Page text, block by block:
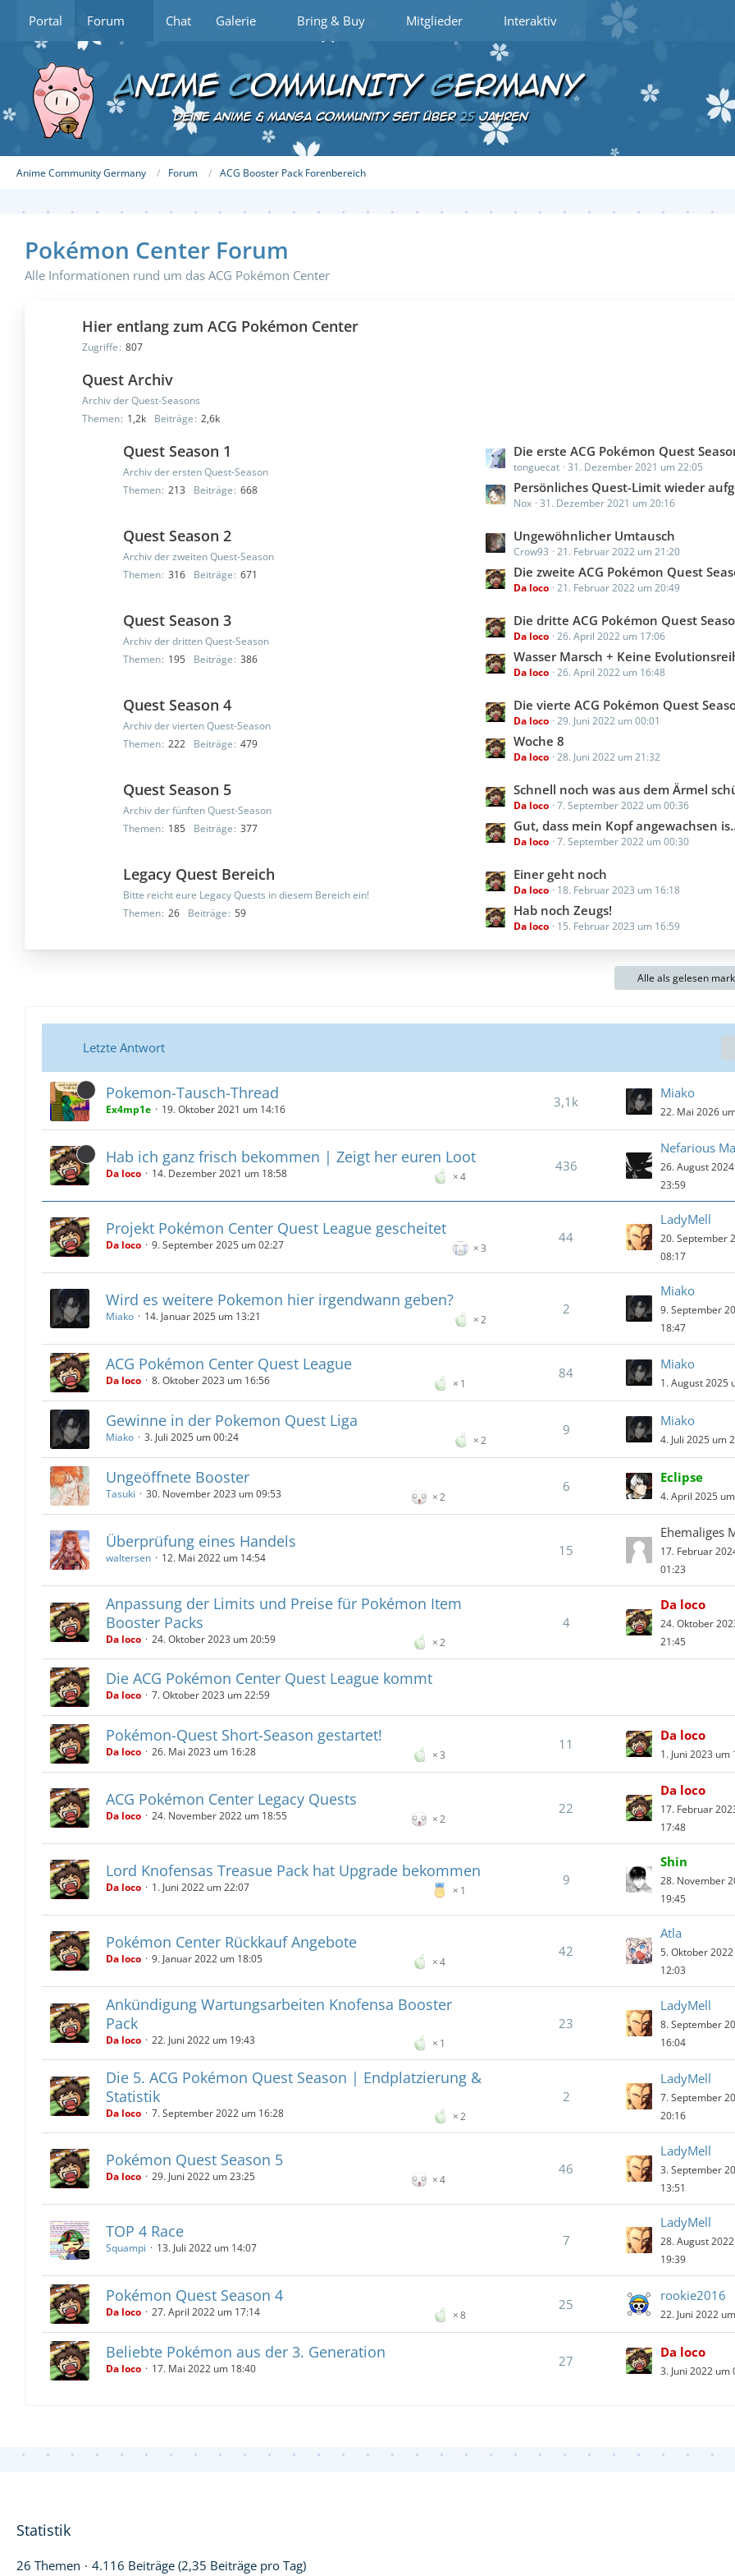
Portal Forum Chat Galerie Bring & Buy Mitglieder Interaktiv
Anime Community Germany Forum ACG Booster Pack Forenbereich
Pokémon Center Forum
Alle Informationen rund um das ACG Pokémon Center
Hier entlang zum ACG Pokémon Center
Zugriffe 807
Quest Archiv
Archiv der Quest-Seasons
Themen 1,2k Beiträge 2,6k
Quest Season 1
Archiv der ersten Quest-Season
Themen 213 Beiträge 668
L
e
t
z
e
e
t
r
ä
g
Die erste ACG Pokémon Quest Season | Endplatzierung
tonguecat 31. Dezember 2021 um 22:05
Persönliches Quest-Limit wieder
Nox 31. Dezember 2021 um 20:16
Quest Season 2
Archiv der zweiten Quest-Season
Themen 316 Beiträge 671
L
e
t
z
e
e
t
r
ä
g
Ungewöhnlicher Umtausch
Crow93 21. Februar 2022 um 21:20
Die zweite ACG Pokémon Quest Season | Endplatzierung
Da loco 21. Februar 2022 um 20:49
Quest Season 3
Archiv der dritten Quest-Season
Themen 195 Beiträge 386
L
e
t
z
e
e
t
r
ä
g
Die dritte ACG Pokémon Quest Season | Endplatzierung
Da loco 26. April 2022 um 17:06
Wasser Marsch + Keine Evolutionsreihe + Holy Shit +
Da loco 26. April 2022 um 16:48
Quest Season 4
Archiv der vierten Quest-Season
Themen 222 Beiträge 479
L
e
t
z
e
e
t
r
ä
g
Die vierte ACG Pokémon Quest Season | Endplatzierung
Da loco 29. Juni 2022 um 00:01
Woche 8
Da loco 28. Juni 2022 um 21:32
Quest Season 5
Archiv der fünften Quest-Season
Themen 185 Beiträge 377
L
e
t
z
e
e
t
e
Schnell noch was aus dem Ärmel
Da loco 7. September 2022 um 00:36
Gut, dass mein Kopf angewachsen
Da loco 7. September 2022 um 00:30
Legacy Quest Bereich
Bitte reicht eure Legacy Quests in diesem Bereich ein!
Themen 26 Beiträge 59
L
e
t
z
t
ä
Einer geht noch
Da loco 18. Februar 2023 um 16:18
Hab noch Zeugs!
Da loco 15. Februar 2023 um 16:59
Alle als gelesen
Letzte Antwort
Pokemon-Tausch-Thread
Ex4mp1e 19. Oktober 2021 um 14:16 3,1k
Miako
22. Mai 2026
Hab ich ganz frisch bekommen | Zeigt her euren Loot
4
Da loco 14. Dezember 2021 um 18:58 436
Nefarious
26. August
23:59
Projekt Pokémon Center Quest League gescheitet
3
Da loco 9. September 2025 um 02:27 44
LadyMell
20. September
08:17
Wird es weitere Pokemon hier irgendwann geben?
2
Miako 14. Januar 2025 um 13:21 2
Miako
9. September
18:47
ACG Pokémon Center Quest League
1
Da loco 8. Oktober 2023 um 16:56 84
Miako
1. August 2025
Gewinne in der Pokemon Quest Liga
2
Miako 3. Juli 2025 um 00:24 9
Miako
4. Juli 2025 um
Ungeöffnete Booster
2
Tasuki 30. November 2023 um 09:53 6
Eclipse
4. April 2025
Überprüfung eines Handels
waltersen 12. Mai 2022 um 14:54 15
Ehemaliges
17. Februar
01:23
Anpassung der Limits und Preise für Pokémon Item
Booster Packs
2
Da loco 24. Oktober 2023 um 20:59
4
Da loco
24. Oktober
21:45
Die ACG Pokémon Center Quest League kommt
Da loco 7. Oktober 2023 um 22:59
Pokémon-Quest Short-Season gestartet!
3
Da loco 26. Mai 2023 um 16:28 11
Da loco
1. Juni 2023 um
ACG Pokémon Center Legacy Quests
2
Da loco 24. November 2022 um 18:55 22
Da loco
17. Februar
17:48
Lord Knofensas Treasue Pack hat Upgrade bekommen
1
Da loco 1. Juni 2022 um 22:07 9
Shin
28. November
19:45
Pokémon Center Rückkauf Angebote
4
Da loco 9. Januar 2022 um 18:05 42
Atla
5. Oktober
12:03
Ankündigung Wartungsarbeiten Knofensa Booster
Pack
1
Da loco 22. Juni 2022 um 19:43
23
LadyMell
8. September
16:04
Die 5. ACG Pokémon Quest Season | Endplatzierung &
Statistik
2
Da loco 7. September 2022 um 16:28
2
LadyMell
7. September
20:16
Pokémon Quest Season 5
4
Da loco 29. Juni 2022 um 23:25 46
LadyMell
3. September
13:51
TOP 4 Race
Squampi 13. Juli 2022 um 14:07 7
LadyMell
28. August
19:39
Pokémon Quest Season 4
8
Da loco 27. April 2022 um 17:14 25
rookie2016
22. Juni 2022
Beliebte Pokémon aus der 3. Generation
Da loco 17. Mai 2022 um 18:40 27
Da loco
3. Juni 2022 um
Statistik
26 Themen 4.116 Beiträge (2,35 Beiträge pro Tag)